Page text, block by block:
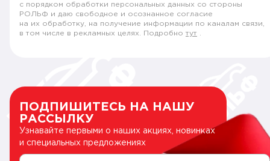
с порядком обработки персональных данных со стороны
РОЛЬФ и даю свободное и осознанное согласие
на их обработку, на получение информации по каналам связи,
в том числе в рекламных целях. Подробно тут
ПОДПИШИТЕСЬ НА НАШУ
РАССЫЛКУ
Узнавайте первыми о наших акциях, новинках
и специальных предложениях